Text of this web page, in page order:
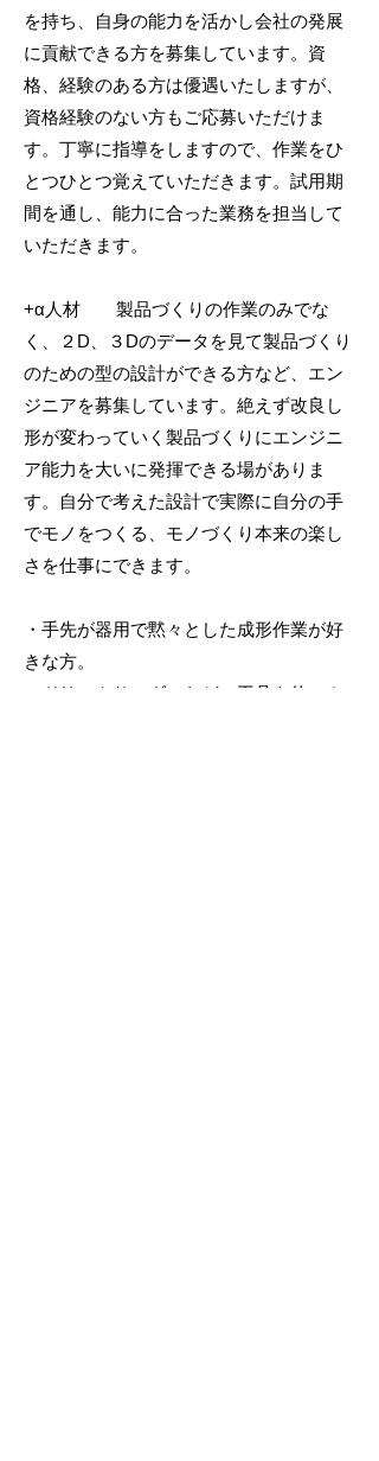
を持ち、自身の能力を活かし会社の発展
に貢献できる方を募集しています。資
格、経験のある方は優遇いたしますが、
資格経験のない方もご応募いただけま
す。丁寧に指導をしますので、作業をひ
とつひとつ覚えていただきます。試用期
間を通し、能力に合った業務を担当して
いただきます。
+α人材 製品づくりの作業のみでな
く、２D、３Dのデータを見て製品づくり
のための型の設計ができる方など、エン
ジニアを募集しています。絶えず改良し
形が変わっていく製品づくりにエンジニ
ア能力を大いに発揮できる場がありま
す。自分で考えた設計で実際に自分の手
でモノをつくる、モノづくり本来の楽し
さを仕事にできます。
・手先が器用で黙々とした成形作業が好
きな方。
・ドリルやサンダーなどの工具を使いカ